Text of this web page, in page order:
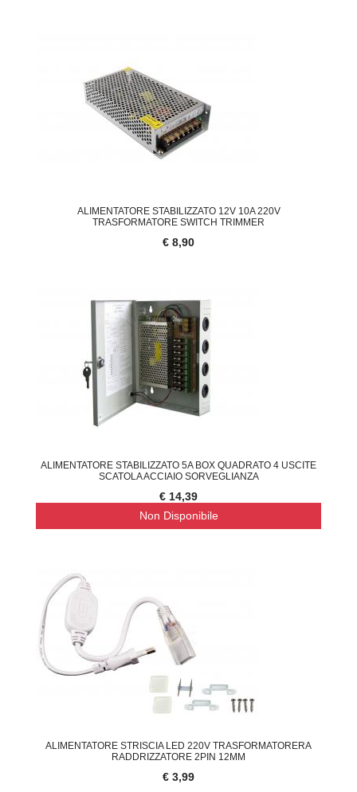
ALIMENTATORE STABILIZZATO 12V 10A 220V
TRASFORMATORE SWITCH TRIMMER
€ 8,90
ALIMENTATORE STABILIZZATO 5A BOX QUADRATO 4 USCITE
SCATOLA ACCIAIO SORVEGLIANZA
€ 14,39
Non Disponibile
ALIMENTATORE STRISCIA LED 220V TRASFORMATORERA
RADDRIZZATORE 2PIN 12MM
€ 3,99